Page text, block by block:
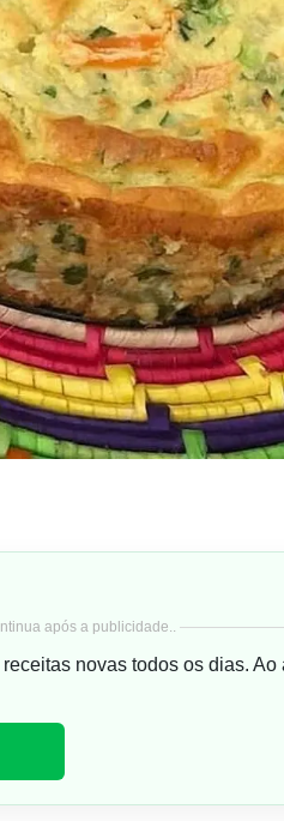
após a publicidade..
novas todos os dias.